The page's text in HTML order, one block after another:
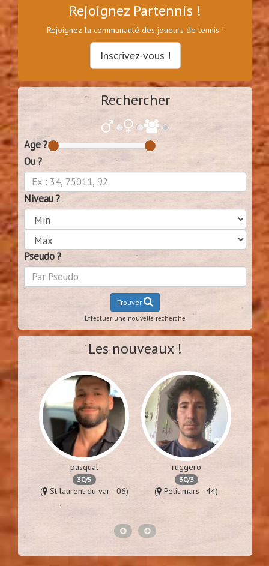
Rejoignez Partennis !
Rejoignez la communauté des joueurs de tennis !
Inscrivez-vous !
Rechercher
Age ?
Ou ?
Niveau ?
Pseudo ?
Trouver
Effectuer une nouvelle recherche
Les nouveaux !
- 94)
pasqual
30/5
( St laurent du var - 06)
ruggero
30/3
( Petit mars - 44)